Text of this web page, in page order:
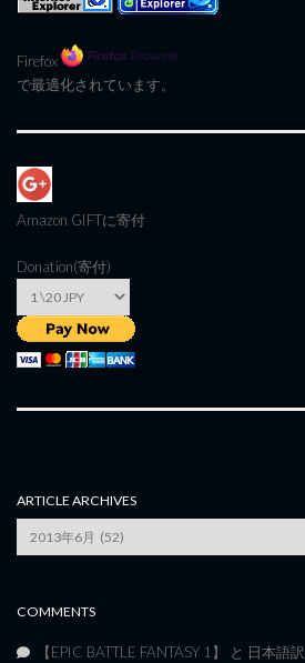
Firefox
で最適化されています。
Amazon GIFTに寄付
Donation(寄付)
ARTICLE ARCHIVES
Article
Archives
COMMENTS
【EPIC BATTLE FANTASY 1】 と 日本語訳